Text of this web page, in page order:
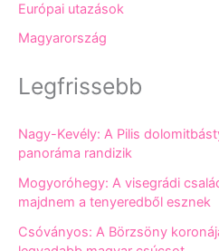
Európai utazások
Magyarország
Legfrissebb
Nagy-Kevély: A Pilis
panoráma randizik
Mogyoróhegy: A visegrádi
majdnem a tenyeredből esznek
Csóványos: A Börzsöny